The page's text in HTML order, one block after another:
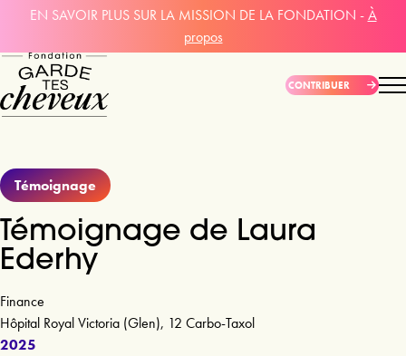
EN SAVOIR PLUS SUR LA MISSION DE LA FONDATION -À
propos
CONTRIBUER
Témoignage
Témoignage de Laura
Ederhy
Finance
Hôpital Royal Victoria (Glen), 12 Carbo-Taxol
2025